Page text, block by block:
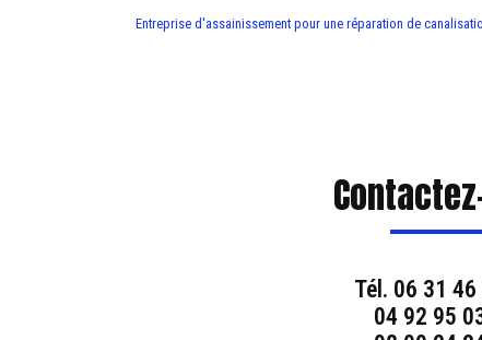
Entreprise d'assainissement pour une réparation de
Tél. 06 31 46
04 92 95